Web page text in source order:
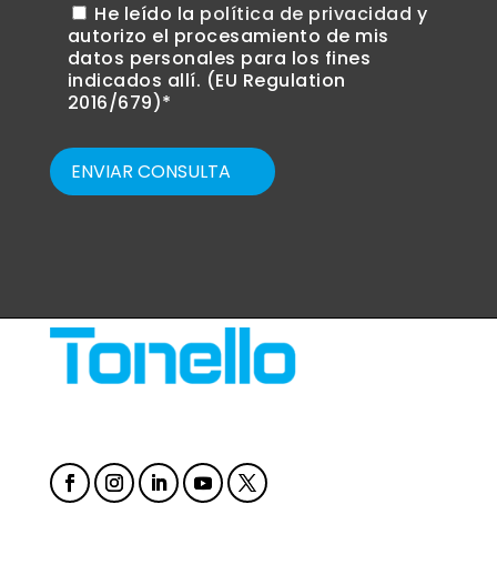
He leído la política de privacidad y
autorizo ​​el procesamiento de mis
datos personales para los fines
indicados allí. (EU Regulation
2016/679)*
ENVIAR CONSULTA